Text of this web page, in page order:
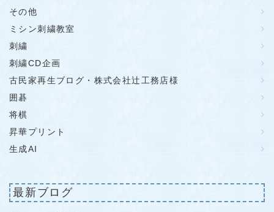
その他
ミシン刺繍教室
刺繍
刺繍CD企画
古民家再生ブログ・株式会社辻工務店様
囲碁
将棋
昇華プリント
生成AI
最新ブログ